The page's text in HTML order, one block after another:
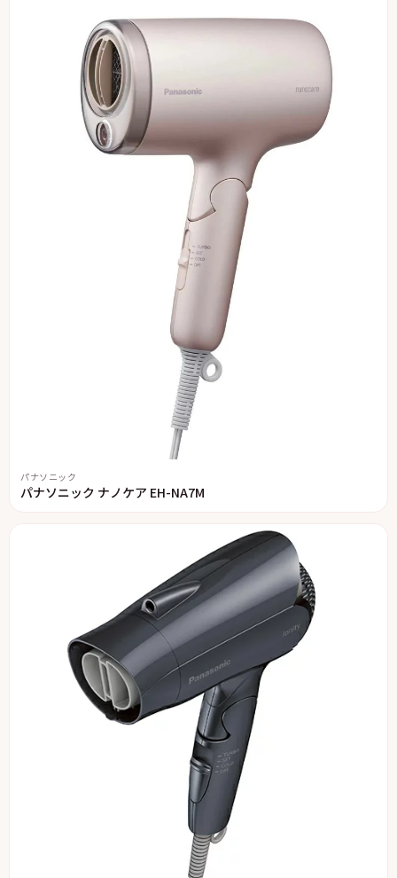
パナソニック
パナソニック ナノケア EH-NA7M